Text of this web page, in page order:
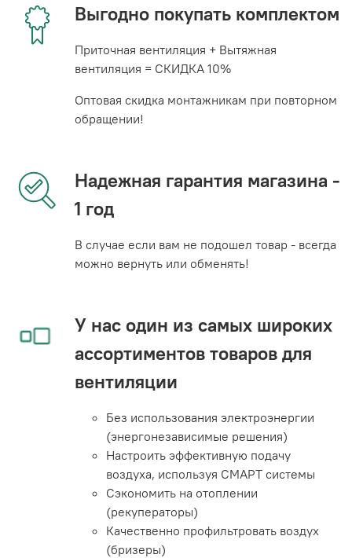
Выгодно покупать комплектом
Приточная вентиляция + Вытяжная
вентиляция = СКИДКА 10%
Оптовая скидка монтажникам при повторном
обращении!
Надежная гарантия магазина -
1 год
В случае если вам не подошел товар - всегда
можно вернуть или обменять!
У нас один из самых широких
ассортиментов товаров для
вентиляции
Без использования электроэнергии
(энергонезависимые решения)
Настроить эффективную подачу
воздуха, используя СМАРТ системы
Сэкономить на отоплении
(рекуператоры)
Качественно профильтровать воздух
(бризеры)